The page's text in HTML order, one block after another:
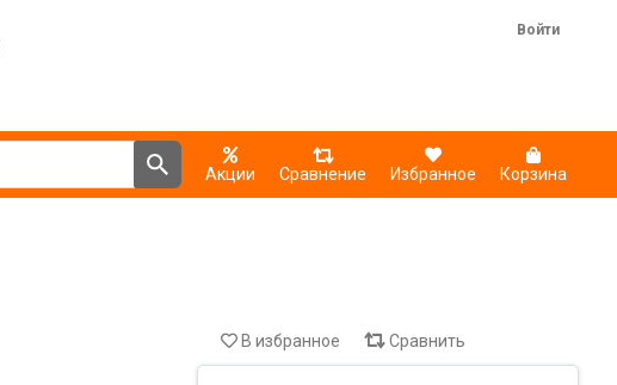
Войти
Акции Сравнение Избранное Корзина
В избранное Сравнить